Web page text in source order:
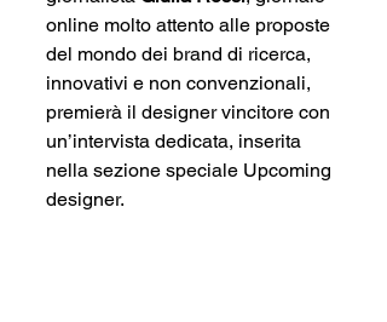
online molto attento alle proposte
del mondo dei brand di ricerca,
innovativi e non convenzionali,
premierà il designer vincitore con
un’intervista dedicata, inserita
nella sezione speciale Upcoming
designer.